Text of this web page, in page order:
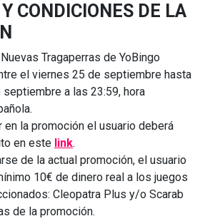
CONDICIONES DE LA
Tragaperras de YoBingo
el viernes 25 de septiembre hasta
a las 23:59, hora
en la promoción el usuario deberá
en este link.
de la actual promoción, el usuario
10€ de dinero real a los juegos
Cleopatra Plus y/o Scarab
de la promoción.